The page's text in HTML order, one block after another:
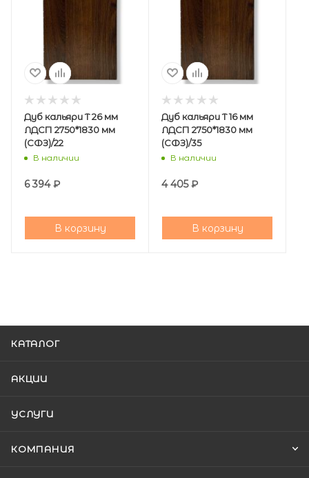
Дуб кальяри Т 26 мм
ЛДСП 2750*1830 мм
(СФЗ)/22
В наличии
6 394₽
В корзину
Дуб кальяри Т 16 мм
ЛДСП 2750*1830 мм
(СФЗ)/35
В наличии
4 405₽
В корзину
КАТАЛОГ
АКЦИИ
УСЛУГИ
КОМПАНИЯ